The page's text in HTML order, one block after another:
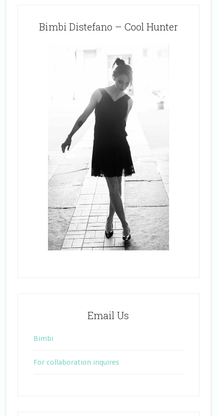
Bimbi Distefano – Cool Hunter
Email Us
Bimbi
For collaboration inquires